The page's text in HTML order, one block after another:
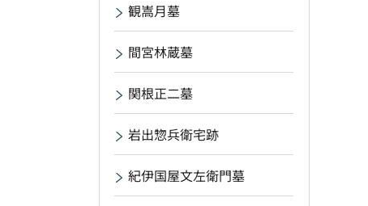
観嵩月墓
間宮林蔵墓
関根正二墓
岩出惣兵衛宅跡
紀伊国屋文左衛門墓